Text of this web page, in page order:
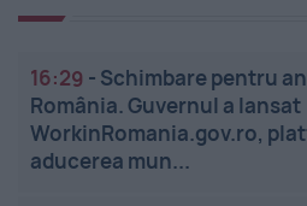
16:29 - Schimbare pentru
România. Guvernul a lansat
WorkinRomania.gov.ro,
aducerea mun...